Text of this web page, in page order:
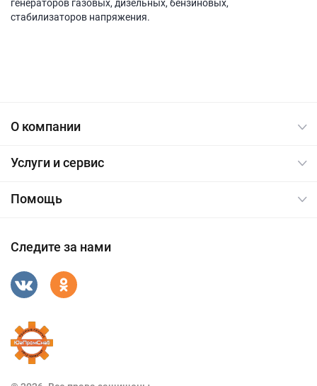
генераторов газовых, дизельных, бензиновых,
стабилизаторов напряжения.
О компании
Услуги и сервис
Помощь
Следите за нами